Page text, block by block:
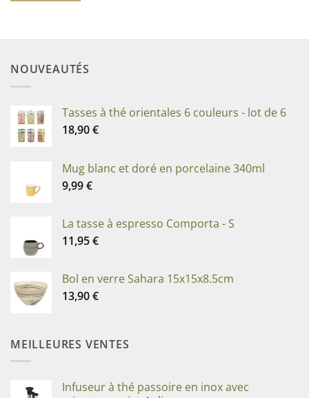
NOUVEAUTÉS
Tasses à thé orientales 6 couleurs - lot de 6
18,90€
Mug blanc et doré en porcelaine 340ml
9,99€
La tasse à espresso Comporta - S
11,95€
Bol en verre Sahara 15x15x8.5cm
13,90€
MEILLEURES VENTES
Infuseur à thé passoire en inox avec